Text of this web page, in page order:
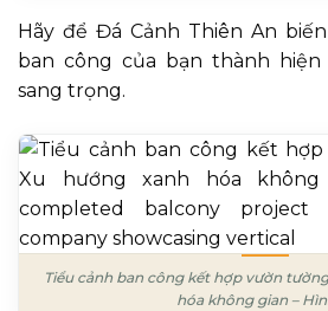
Hãy để Đá Cảnh Thiên An
ban công của bạn thành
sang trọng.
Tiểu cảnh ban công kết hợp vườn
hóa không gian –